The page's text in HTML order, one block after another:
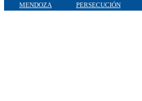
MENDOZA PERSECUCIÓN